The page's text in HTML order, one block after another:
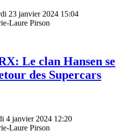
23 janvier 2024 15:04
Laure Pirson
Le clan Hansen se
des Supercars
4 janvier 2024 12:20
Laure Pirson